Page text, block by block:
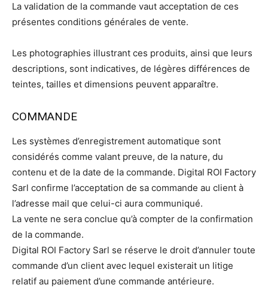
La validation de la commande vaut acceptation de ces
présentes conditions générales de vente.
Les photographies illustrant ces produits, ainsi que leurs
descriptions, sont indicatives, de légères différences de
teintes, tailles et dimensions peuvent apparaître.
COMMANDE
Les systèmes d’enregistrement automatique sont
considérés comme valant preuve, de la nature, du
contenu et de la date de la commande. Digital ROI Factory
Sarl confirme l’acceptation de sa commande au client à
l’adresse mail que celui-ci aura communiqué.
La vente ne sera conclue qu’à compter de la confirmation
de la commande.
Digital ROI Factory Sarl se réserve le droit d’annuler toute
commande d’un client avec lequel existerait un litige
relatif au paiement d’une commande antérieure.